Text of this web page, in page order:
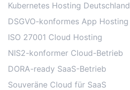
Kubernetes Hosting Deutschland
DSGVO-konformes App Hosting
ISO 27001 Cloud Hosting
NIS2-konformer Cloud-Betrieb
DORA-ready SaaS-Betrieb
Souveräne Cloud für SaaS